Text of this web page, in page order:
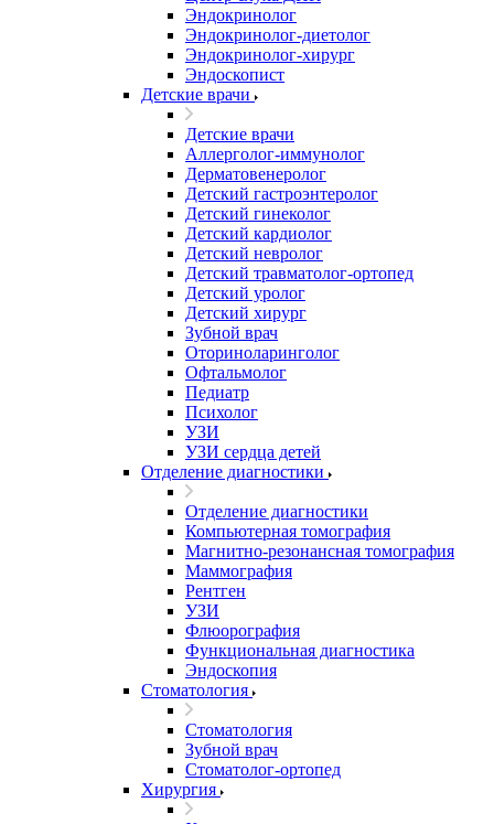
Эндокринолог
Эндокринолог-диетолог
Эндокринолог-хирург
Эндоскопист
Детские врачи
Детские врачи
Аллерголог-иммунолог
Дерматовенеролог
Детский гастроэнтеролог
Детский гинеколог
Детский кардиолог
Детский невролог
Детский травматолог-ортопед
Детский уролог
Детский хирург
Зубной врач
Оториноларинголог
Офтальмолог
Педиатр
Психолог
УЗИ
УЗИ сердца детей
Отделение диагностики
Отделение диагностики
Компьютерная томография
Магнитно-резонансная томография
Маммография
Рентген
УЗИ
Флюорография
Функциональная диагностика
Эндоскопия
Стоматология
Стоматология
Зубной врач
Стоматолог-ортопед
Хирургия